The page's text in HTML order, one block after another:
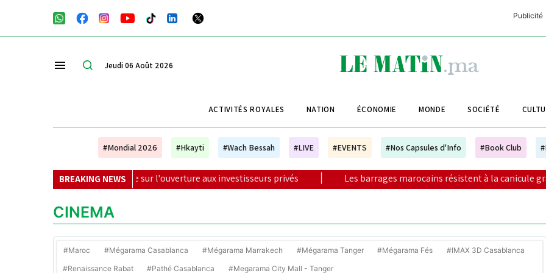
Publicité
Jeudi 06 Août 2026
ACTIVITÉS ROYALES NATION ÉCONOMIE MONDE SOCIÉTÉ
#Mondial 2026 #Hkayti #Wach Bessah #LIVE #EVENTS #Nos Capsules d'Info #Book Club
BREAKING NEWS
la polémique sur l'ouverture aux investisseurs privés | Les barrages marocains résistent à la canicule grâce à des
CINEMA
#Maroc #Mégarama Casablanca #Mégarama Marrakech #Mégarama Tanger #Mégarama Fés #IMAX 3D Casablanca
#Renaissance Rabat #Pathé Casablanca #Megarama City Mall - Tanger